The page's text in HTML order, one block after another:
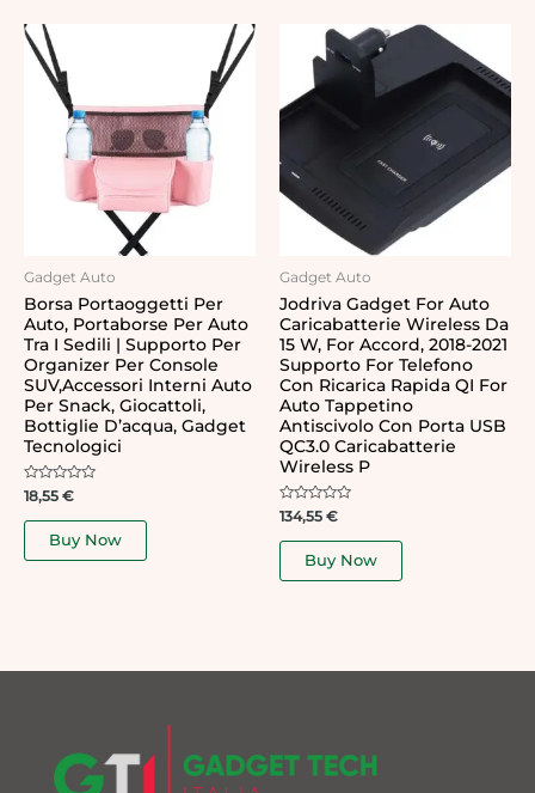
Gadget Auto
Borsa Portaoggetti Per
Auto, Portaborse Per Auto
Tra I Sedili | Supporto Per
Organizer Per Console
SUV,Accessori Interni Auto
Per Snack, Giocattoli,
Bottiglie D’acqua, Gadget
Tecnologici
Rated
0
out
18,55 €
Buy Now
Gadget Auto
Jodriva Gadget For Auto
Caricabatterie Wireless Da
15 W, For Accord, 2018-2021
Supporto For Telefono
Con Ricarica Rapida QI For
Auto Tappetino
Antiscivolo Con Porta USB
QC3.0 Caricabatterie
Wireless P
Rated
0
out
134,55 €
Buy Now